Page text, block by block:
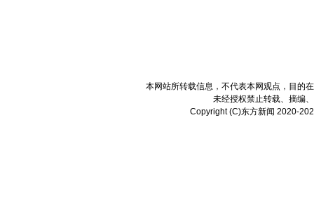
本网站所转载信息，不代表本网观点，目的
未经授权禁止转载、摘编
Copyright (C)东方新闻 2020-